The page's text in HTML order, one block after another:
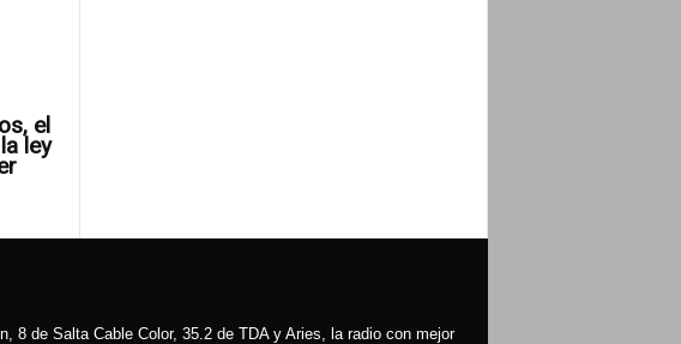
el
ley
8 de Salta Cable Color, 35.2 de TDA y Aries, la radio con mejor